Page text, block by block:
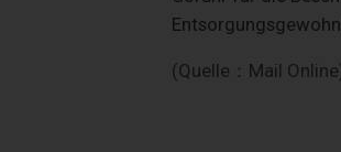
(Quelle：Mail